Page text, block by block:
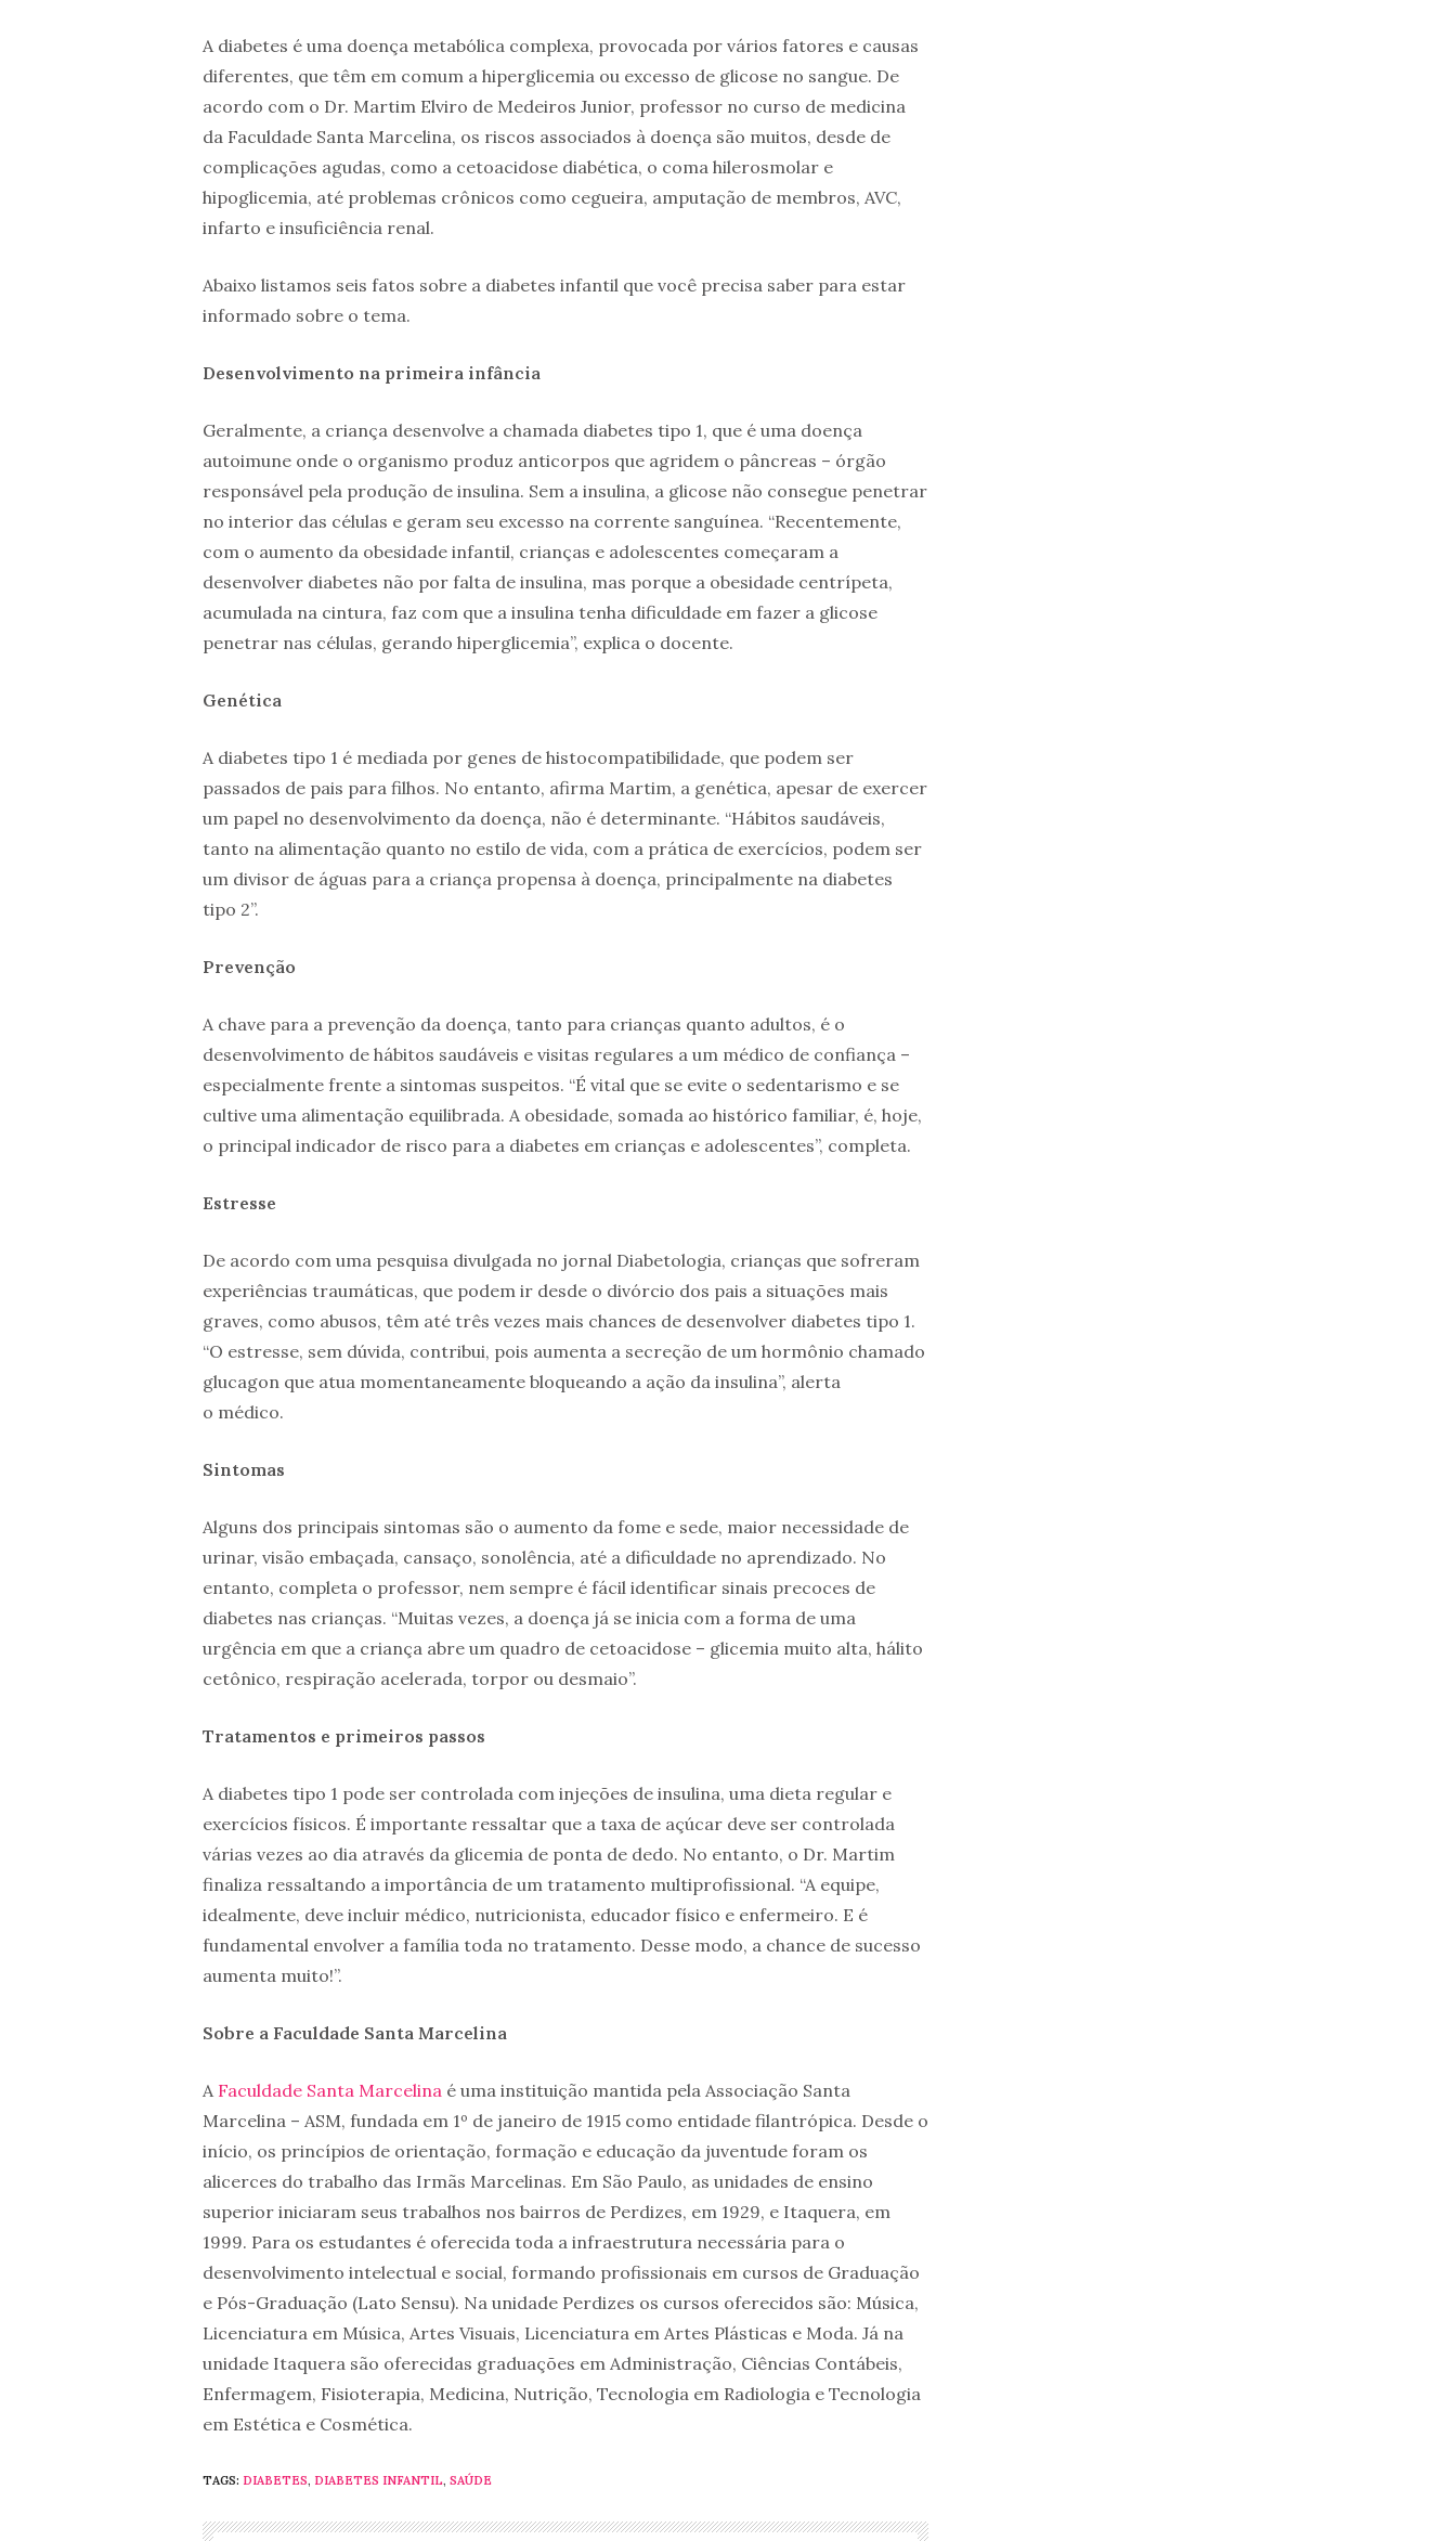
A diabetes é uma doença metabólica complexa, provocada por vários fatores e causas
diferentes, que têm em comum a hiperglicemia ou excesso de glicose no sangue. De
acordo com o Dr. Martim Elviro de Medeiros Junior, professor no curso de medicina
da Faculdade Santa Marcelina, os riscos associados à doença são muitos, desde de
complicações agudas, como a cetoacidose diabética, o coma hilerosmolar e
hipoglicemia, até problemas crônicos como cegueira, amputação de membros, AVC,
infarto e insuficiência renal.
Abaixo listamos seis fatos sobre a diabetes infantil que você precisa saber para estar
informado sobre o tema.
Desenvolvimento na primeira infância
Geralmente, a criança desenvolve a chamada diabetes tipo 1, que é uma doença
autoimune onde o organismo produz anticorpos que agridem o pâncreas – órgão
responsável pela produção de insulina. Sem a insulina, a glicose não consegue penetrar
no interior das células e geram seu excesso na corrente sanguínea. “Recentemente,
com o aumento da obesidade infantil, crianças e adolescentes começaram a
desenvolver diabetes não por falta de insulina, mas porque a obesidade centrípeta,
acumulada na cintura, faz com que a insulina tenha dificuldade em fazer a glicose
penetrar nas células, gerando hiperglicemia”, explica o docente.
Genética
A diabetes tipo 1 é mediada por genes de histocompatibilidade, que podem ser
passados de pais para filhos. No entanto, afirma Martim, a genética, apesar de exercer
um papel no desenvolvimento da doença, não é determinante. “Hábitos saudáveis,
tanto na alimentação quanto no estilo de vida, com a prática de exercícios, podem ser
um divisor de águas para a criança propensa à doença, principalmente na diabetes
tipo 2”.
Prevenção
A chave para a prevenção da doença, tanto para crianças quanto adultos, é o
desenvolvimento de hábitos saudáveis e visitas regulares a um médico de confiança –
especialmente frente a sintomas suspeitos. “É vital que se evite o sedentarismo e se
cultive uma alimentação equilibrada. A obesidade, somada ao histórico familiar, é, hoje,
o principal indicador de risco para a diabetes em crianças e adolescentes”, completa.
Estresse
De acordo com uma pesquisa divulgada no jornal Diabetologia, crianças que sofreram
experiências traumáticas, que podem ir desde o divórcio dos pais a situações mais
graves, como abusos, têm até três vezes mais chances de desenvolver diabetes tipo 1.
“O estresse, sem dúvida, contribui, pois aumenta a secreção de um hormônio chamado
glucagon que atua momentaneamente bloqueando a ação da insulina”, alerta
o médico.
Sintomas
Alguns dos principais sintomas são o aumento da fome e sede, maior necessidade de
urinar, visão embaçada, cansaço, sonolência, até a dificuldade no aprendizado. No
entanto, completa o professor, nem sempre é fácil identificar sinais precoces de
diabetes nas crianças. “Muitas vezes, a doença já se inicia com a forma de uma
urgência em que a criança abre um quadro de cetoacidose – glicemia muito alta, hálito
cetônico, respiração acelerada, torpor ou desmaio”.
Tratamentos e primeiros passos
A diabetes tipo 1 pode ser controlada com injeções de insulina, uma dieta regular e
exercícios físicos. É importante ressaltar que a taxa de açúcar deve ser controlada
várias vezes ao dia através da glicemia de ponta de dedo. No entanto, o Dr. Martim
finaliza ressaltando a importância de um tratamento multiprofissional. “A equipe,
idealmente, deve incluir médico, nutricionista, educador físico e enfermeiro. E é
fundamental envolver a família toda no tratamento. Desse modo, a chance de sucesso
aumenta muito!”.
Sobre a Faculdade Santa Marcelina
A Faculdade Santa Marcelina é uma instituição mantida pela Associação Santa
Marcelina – ASM, fundada em 1º de janeiro de 1915 como entidade filantrópica. Desde o
início, os princípios de orientação, formação e educação da juventude foram os
alicerces do trabalho das Irmãs Marcelinas. Em São Paulo, as unidades de ensino
superior iniciaram seus trabalhos nos bairros de Perdizes, em 1929, e Itaquera, em
1999. Para os estudantes é oferecida toda a infraestrutura necessária para o
desenvolvimento intelectual e social, formando profissionais em cursos de Graduação
e Pós-Graduação (Lato Sensu). Na unidade Perdizes os cursos oferecidos são: Música,
Licenciatura em Música, Artes Visuais, Licenciatura em Artes Plásticas e Moda. Já na
unidade Itaquera são oferecidas graduações em Administração, Ciências Contábeis,
Enfermagem, Fisioterapia, Medicina, Nutrição, Tecnologia em Radiologia e Tecnologia
em Estética e Cosmética.
TAGS: DIABETES, DIABETES INFANTIL, SAÚDE